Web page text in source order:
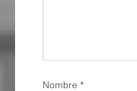
Nombre*